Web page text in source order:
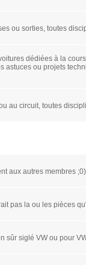
ou sorties, toutes
dédiées à la
ou projets
au circuit, toutes
aux autres membres ;0)
pas la ou les pièces
sûr siglé VW ou pour